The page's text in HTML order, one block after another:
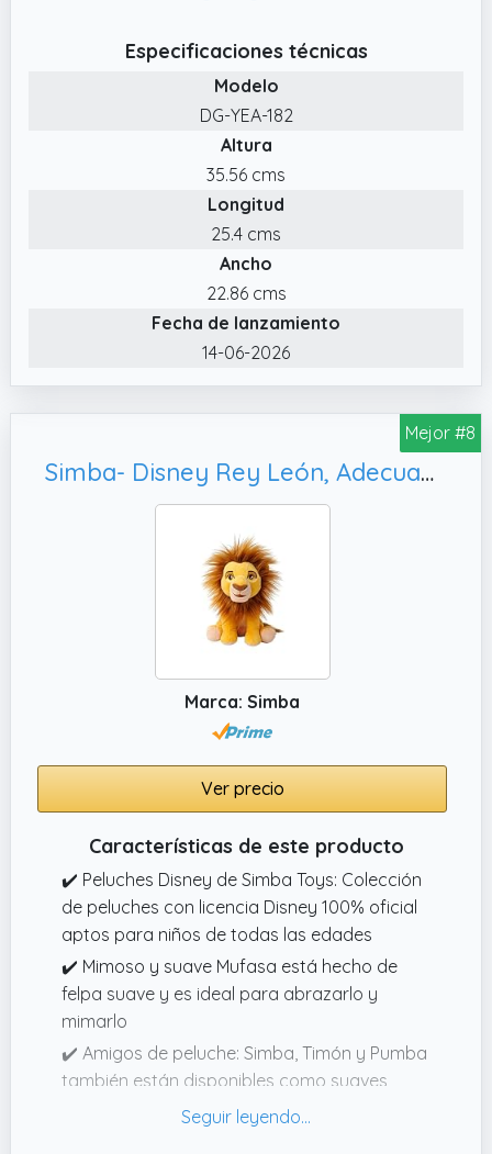
juguete de Disney auténtico al obtenerlo a
través de la Disney Store
✔️ Peluche de Stitch de fuera de este mundo:
¡este invasor espacial ha bajado a la Tierra
para que le des un abrazo! Un peluche
encantador que se convertirá en el favorito
de los más pequeños
✔️ Juguete de Stitch para los aficionados
más jóvenes de Disney: confeccionado en un
tejido de poliéster texturizado, hasta los
bebés más pequeños pueden abrazar a
Especificaciones técnicas
Modelo
DG-YEA-182
Altura
35.56 cms
Longitud
25.4 cms
Ancho
22.86 cms
Fecha de lanzamiento
14-06-2026
Mejor #8
Simba- Disney Rey León, Adecuado Desde los Primeros Meses de Vida (6315870073)
Marca: Simba
Ver precio
Características de este producto
✔️ Peluches Disney de Simba Toys: Colección
de peluches con licencia Disney 100% oficial
aptos para niños de todas las edades
✔️ Mimoso y suave Mufasa está hecho de
felpa suave y es ideal para abrazarlo y
mimarlo
✔️ Amigos de peluche: Simba, Timón y Pumba
también están disponibles como suaves
amigos de peluche